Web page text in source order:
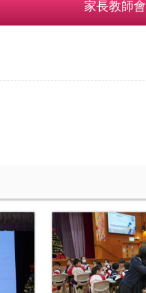
家長教師會